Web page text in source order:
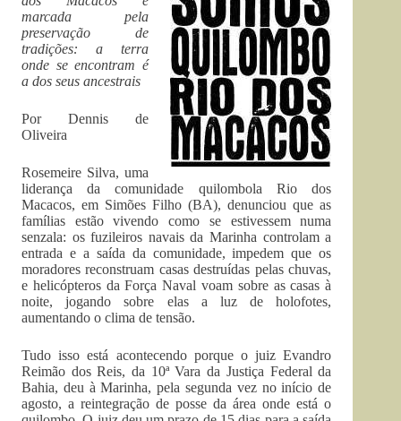
marcada pela
preservação de
tradições: a terra
onde se encontram é
a dos seus ancestrais
Por Dennis de
Oliveira
Rosemeire Silva, uma
liderança da comunidade quilombola Rio dos
Macacos, em Simões Filho (BA), denunciou que as
famílias estão vivendo como se estivessem numa
senzala: os fuzileiros navais da Marinha controlam a
entrada e a saída da comunidade, impedem que os
moradores reconstruam casas destruídas pelas chuvas,
e helicópteros da Força Naval voam sobre as casas à
noite, jogando sobre elas a luz de holofotes,
aumentando o clima de tensão.
Tudo isso está acontecendo porque o juiz Evandro
Reimão dos Reis, da 10ª Vara da Justiça Federal da
Bahia, deu à Marinha, pela segunda vez no início de
agosto, a reintegração de posse da área onde está o